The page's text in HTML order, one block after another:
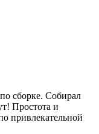
сборке. Собирал
Простота и
привлекательной